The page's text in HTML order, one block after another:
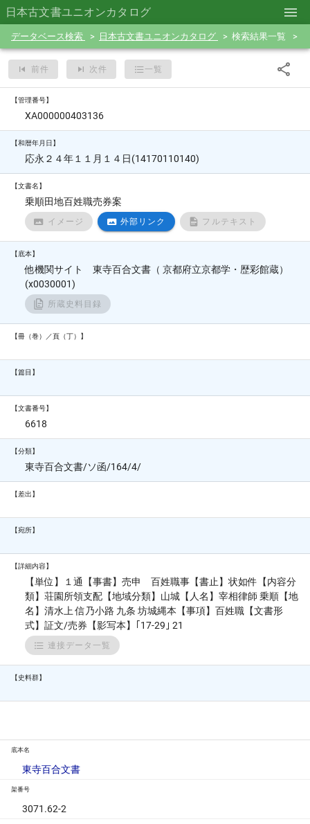
日本古文書ユニオンカタログ
データベース検索 日本古文書ユニオンカタログ 検索結果一覧
前件 次件 一覧
【管理番号】
XA000000403136
【和暦年月日】
応永２４年１１月１４日(14170110140)
【文書名】
乗順田地百姓職売券案
イメージ 外部リンク フルテキスト
【底本】
他機関サイト 東寺百合文書（ 京都府立京都学・歴彩館蔵）
(x0030001)
所蔵史料目録
【冊（巻）／頁（丁）】
【篇目】
【文書番号】
6618
【分類】
東寺百合文書/ソ函/164/4/
【差出】
【宛所】
【詳細内容】
【単位】１通【事書】売申 百姓職事【書止】状如件【内容分
類】荘園所領支配【地域分類】山城【人名】宰相律師 乗順【地
名】清水上 信乃小路 九条 坊城縄本【事項】百姓職【文書形
式】証文/売券【影写本】｢17-29｣ 21
連接データ一覧
【史料群】
底本名
東寺百合文書
架番号
3071.62-2